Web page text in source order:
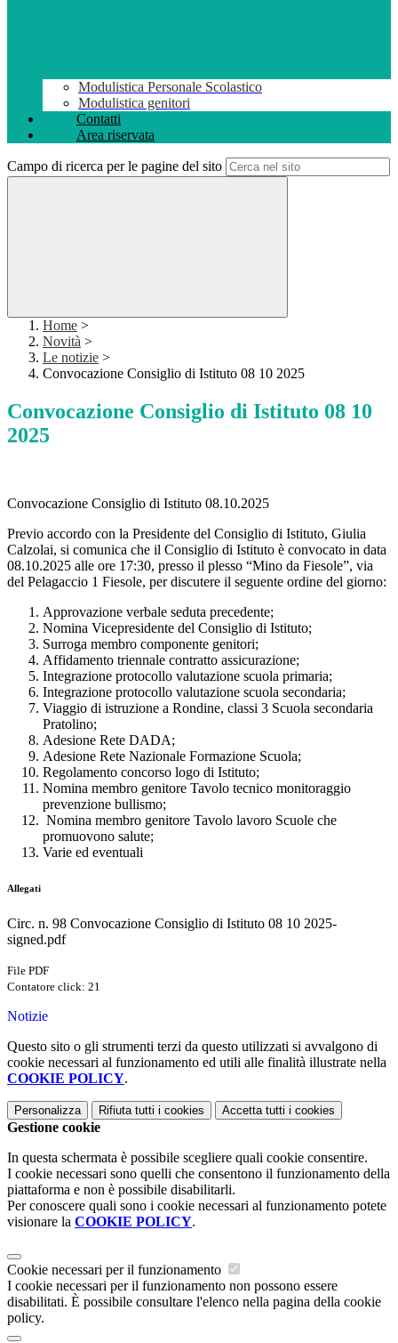
Modulistica Personale Scolastico
Modulistica genitori
Contatti
Area riservata
Campo di ricerca per le pagine del sito
Home >
Novità >
Le notizie >
Convocazione Consiglio di Istituto 08 10 2025
Convocazione Consiglio di Istituto 08 10
2025
Convocazione Consiglio di Istituto 08.10.2025
Previo accordo con la Presidente del Consiglio di Istituto, Giulia
Calzolai, si comunica che il Consiglio di Istituto è convocato in data
08.10.2025 alle ore 17:30, presso il plesso “Mino da Fiesole”, via
del Pelagaccio 1 Fiesole, per discutere il seguente ordine del giorno:
Approvazione verbale seduta precedente;
Nomina Vicepresidente del Consiglio di Istituto;
Surroga membro componente genitori;
Affidamento triennale contratto assicurazione;
Integrazione protocollo valutazione scuola primaria;
Integrazione protocollo valutazione scuola secondaria;
Viaggio di istruzione a Rondine, classi 3 Scuola secondaria
Pratolino;
Adesione Rete DADA;
Adesione Rete Nazionale Formazione Scuola;
Regolamento concorso logo di Istituto;
Nomina membro genitore Tavolo tecnico monitoraggio
prevenzione bullismo;
Nomina membro genitore Tavolo lavoro Scuole che
promuovono salute;
Varie ed eventuali
Allegati
Circ. n. 98 Convocazione Consiglio di Istituto 08 10 2025-
signed.pdf
File PDF
Contatore click: 21
Notizie
Questo sito o gli strumenti terzi da questo utilizzati si avvalgono di
cookie necessari al funzionamento ed utili alle finalità illustrate nella
COOKIE POLICY.
Personalizza Rifiuta tutti i cookies Accetta tutti i cookies
Gestione cookie
In questa schermata è possibile scegliere quali cookie consentire.
I cookie necessari sono quelli che consentono il funzionamento della
piattaforma e non è possibile disabilitarli.
Per conoscere quali sono i cookie necessari al funzionamento potete
visionare la COOKIE POLICY.
Cookie necessari per il funzionamento
I cookie necessari per il funzionamento non possono essere
disabilitati. È possibile consultare l'elenco nella pagina della cookie
policy.